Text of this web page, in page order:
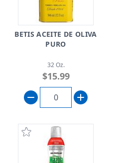
BETIS ACEITE DE OLIVA
PURO
32 Oz.
$15.99